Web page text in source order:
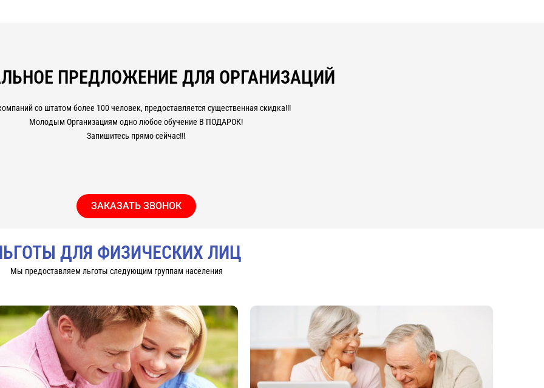
ПРЕДЛОЖЕНИЕ ДЛЯ ОРГАНИЗАЦИЙ
со штатом более 100 человек, предоставляется существенная скидка!!!
Молодым Организациям одно любое обучение В ПОДАРОК!
Запишитесь прямо сейчас!!!
ЗАКАЗАТЬ ЗВОНОК
ДЛЯ ФИЗИЧЕСКИХ ЛИЦ
Мы предоставляем льготы следующим группам населения